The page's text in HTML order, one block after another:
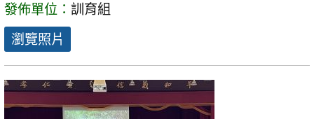
發佈單位： 訓育組
瀏覽照片